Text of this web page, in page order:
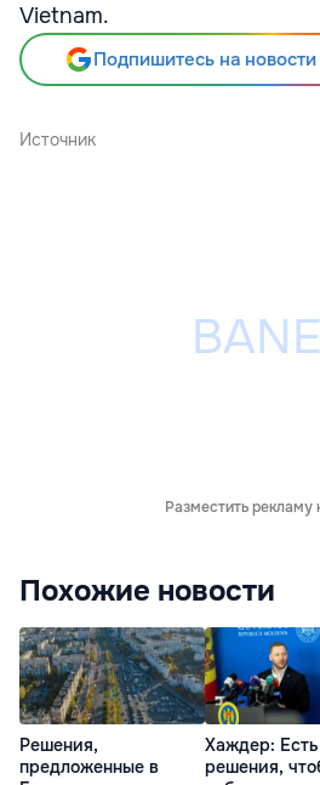
Vietnam.
Подпишитесь на
Источник
Разместить рекламу
Похожие новости
Решения,
предложенные в
Хаждер: Есть
решения,